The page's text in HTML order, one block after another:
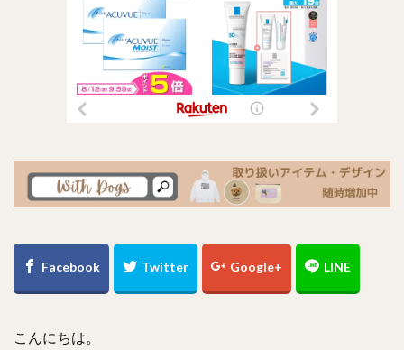
こんにちは。